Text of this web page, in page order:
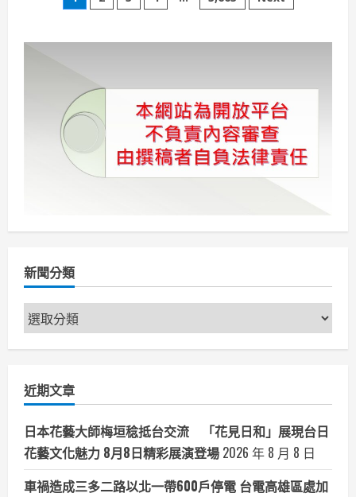
草
節
場
雄
中
藥
活
香
浪
漫
章
頁
新聞分類
新
聞
近期文章
日本花藝大師梅垣稔抵台交流 「花見日和」展現台日
花藝文化魅力 8月8日精彩展演登場 2026 年 8 月 8 日
車禍造成三多二路以北一帶600戶停電 台電高雄區處加